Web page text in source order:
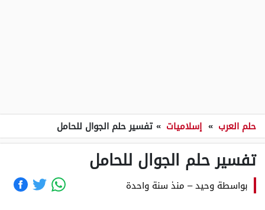
حلم العرب » إسلاميات » تفسير حلم الجوال للحامل
تفسير حلم الجوال للحامل
بواسطة وحيد– منذ سنة واحدة